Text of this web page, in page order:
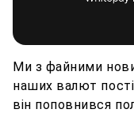
Ми з файними
наших валют
він поповнився